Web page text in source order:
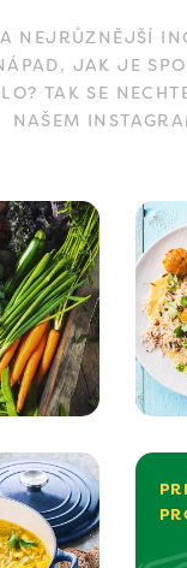
NEJRŮZNĚJŠÍ
JAK JE
TAK SE
NAŠEM